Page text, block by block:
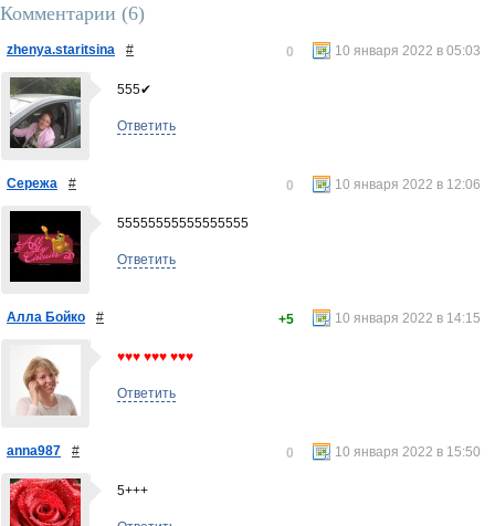
Комментарии (6)
zhenya.staritsina # 10 января 2022 в 05:03
0
555✔
Ответить
Сережа # 10 января 2022 в 12:06
0
55555555555555555
Ответить
Алла Бойко # 10 января 2022 в 14:15
+5
♥♥♥ ♥♥♥ ♥♥♥
Ответить
anna987 # 10 января 2022 в 15:50
0
5+++